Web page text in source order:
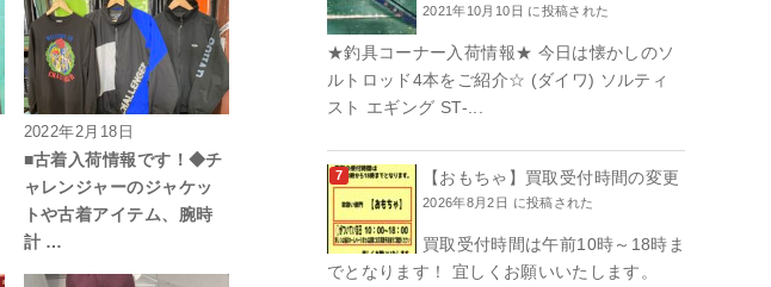
2022年2月18日
■古着入荷情報です！◆チ
ャレンジャーのジャケッ
トや古着アイテム、腕時
計 …
2021年10月10日 に投稿された
★釣具コーナー入荷情報★ 今日は懐かしのソ
ルトロッド4本をご紹介☆ (ダイワ) ソルティ
スト エギング ST-...
【おもちゃ】買取受付時間の変更
2026年8月2日 に投稿された
買取受付時間は午前10時～18時ま
でとなります！ 宜しくお願いいたします。